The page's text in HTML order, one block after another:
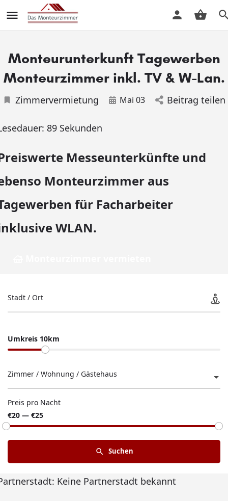
Monteurunterkunft Tagewerben
Monteurzimmer inkl. TV & W-Lan.
Zimmervermietung Mai 03 Beitrag teilen
89 Sekunden
Messeunterkünfte und
Monteurzimmer aus
für Facharbeiter
WLAN.
Stadt / Ort
Umkreis 10km
Zimmer / Wohnung / Gästehaus
Preis pro Nacht
€20 — €25
Suchen
Keine Partnerstadt bekannt